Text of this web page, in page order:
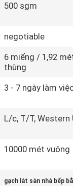
500 sgm
negotiable
6 miếng / 1,92
thùng
3 - 7 ngày làm
L/c, T/T, Western
10000 mét vuông
gạch lát sàn nhà bếp